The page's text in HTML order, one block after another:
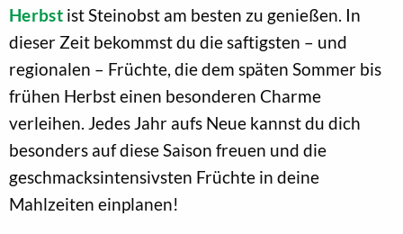
Herbst ist Steinobst am besten zu genießen. In
dieser Zeit bekommst du die saftigsten – und
regionalen – Früchte, die dem späten Sommer bis
frühen Herbst einen besonderen Charme
verleihen. Jedes Jahr aufs Neue kannst du dich
besonders auf diese Saison freuen und die
geschmacksintensivsten Früchte in deine
Mahlzeiten einplanen!